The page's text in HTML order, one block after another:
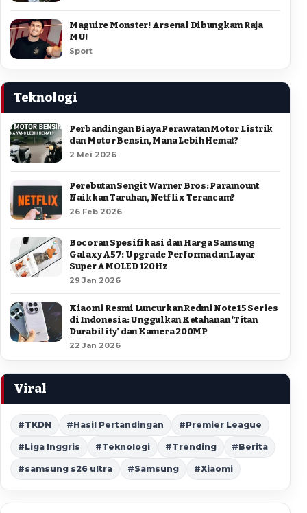
Maguire Monster! Arsenal Dibungkam Raja
MU!
Sport
Teknologi
Perbandingan Biaya Perawatan Motor Listrik
dan Motor Bensin, Mana Lebih Hemat?
2 Mei 2026
Perebutan Sengit Warner Bros: Paramount
Naikkan Taruhan, Netflix Terancam?
26 Feb 2026
Bocoran Spesifikasi dan Harga Samsung
Galaxy A57: Upgrade Performa dan Layar
Super AMOLED 120Hz
29 Jan 2026
Xiaomi Resmi Luncurkan Redmi Note 15 Series
di Indonesia: Unggulkan Ketahanan ‘Titan
Durability’ dan Kamera 200MP
22 Jan 2026
Viral
#TKDN #Hasil Pertandingan #Premier League
#Liga Inggris #Teknologi #Trending #Berita
#samsung s26 ultra #Samsung #Xiaomi